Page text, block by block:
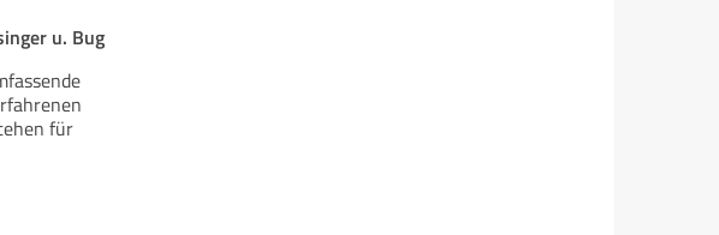
u. Bug
für